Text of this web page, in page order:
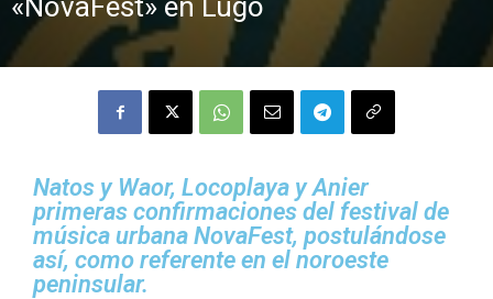
«NovaFest» en Lugo
Natos y Waor, Locoplaya y Anier
primeras confirmaciones del festival de
música urbana NovaFest, postulándose
así, como referente en el noroeste
peninsular.